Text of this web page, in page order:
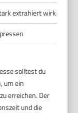
extrahiert wirken
solltest du
um ein
erreichen. Der
und die